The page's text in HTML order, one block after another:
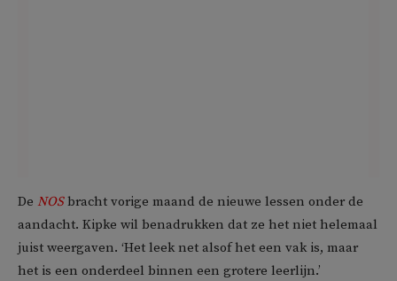
De NOSbracht vorige maand de nieuwe lessen onder de
aandacht. Kipke wil benadrukken dat ze het niet helemaal
juist weergaven. ‘Het leek net alsof het een vak is, maar
het is een onderdeel binnen een grotere leerlijn.’